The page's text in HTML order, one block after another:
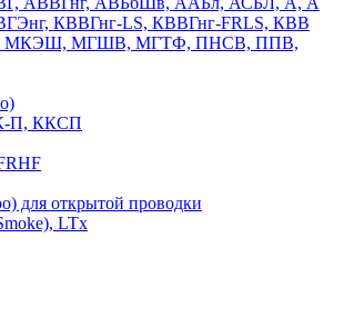
КВВГнг-LS, КВВГнг-FRLS, КВВ
МКЭШ, МГШВ, МГТФ, ПНСВ, ППВ,
П, ККСП
для открытой проводки
LTx